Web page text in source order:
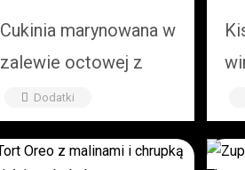
Cukinia marynowana w
zalewie octowej z
kurkumą (Thermomix)
Dodatki